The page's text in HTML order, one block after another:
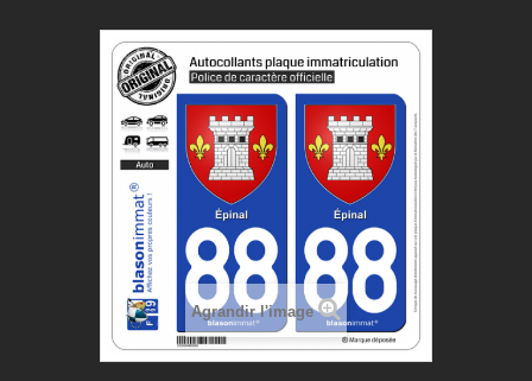
Agrandir l'image